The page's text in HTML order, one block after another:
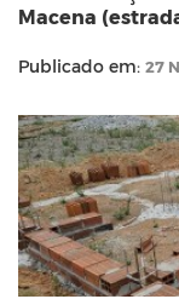
Macena
Publicado em: 27